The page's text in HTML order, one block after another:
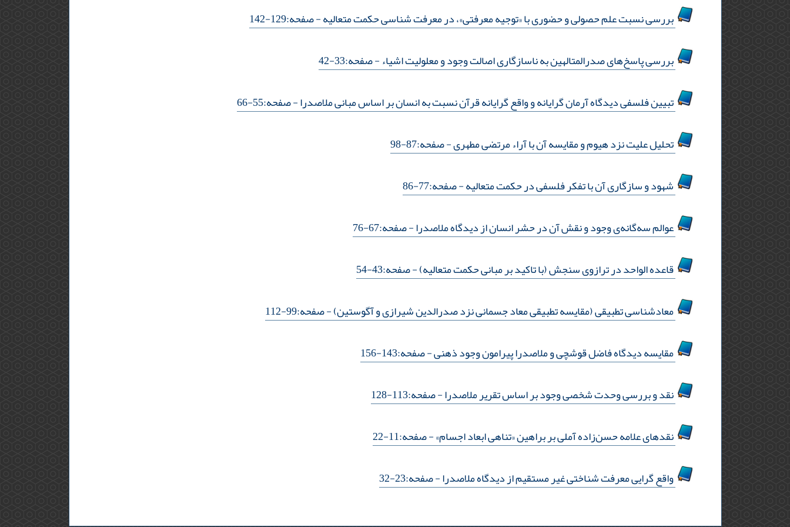
بررسی نسبت علم حصولی و حضوری با «توجیه معرفتی»، در معرفت شناسی حکمت متعالیه- صفحه:129-142
بررسی پاسخ‌های صدرالمتالهین به ناسازگاری اصالت وجود و معلولیت اشیاء- صفحه:33-42
تبیین فلسفی دیدگاه آرمان گرایانه و واقع گرایانه قرآن نسبت به انسان بر اساس مبانی ملاصدرا- صفحه:55-66
تحلیل علیت نزد هیوم و مقایسه آن با آراء مرتضی مطهری- صفحه:87-98
شهود و سازگاری آن با تفکر فلسفی در حکمت متعالیه- صفحه:77-86
عوالم سه‌گانه‌ی وجود و نقش آن در حشر انسان از دیدگاه ملاصدرا- صفحه:67-76
قاعده الواحد در ترازوی سنجش (با تاکید بر مبانی حکمت متعالیه)- صفحه:43-54
معادشناسی تطبیقی (مقایسه تطبیقی معاد جسمانی نزد صدرالدین شیرازی و آگوستین)- صفحه:99-112
مقایسه دیدگاه فاضل قوشچی و ملاصدرا پیرامون وجود ذهنی- صفحه:143-156
نقد و بررسی وحدت شخصی وجود بر اساس تقریر ملاصدرا- صفحه:113-128
نقدهای علامه حسن‌زاده‌ آملی بر براهین «تناهی ابعاد اجسام»- صفحه:11-22
واقع گرایی معرفت شناختی غیر مستقیم از دیدگاه ملاصدرا- صفحه:23-32